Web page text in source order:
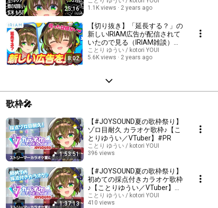
25:16
／VTuber】
1.1K views
2 years ago
8:02
【切り抜き】「延長する？」の
新しいIRIAM広告が配信されて
いたので見る（IRIAM雑談）
【ことりゆうい／VTuber】
ことり ゆうい / kotori YOUI
5.6K views
2 years ago
歌枠🎤
1:53:51
【#JOYSOUND夏の歌枠祭り】
ゾロ目耐久 カラオケ歌枠♪【こ
とりゆうい／VTuber】#PR
ことり ゆうい / kotori YOUI
396 views
1:37:13
【#JOYSOUND夏の歌枠祭り】
初めての採点付きカラオケ歌枠
♪【ことりゆうい／VTuber】
#PR
ことり ゆうい / kotori YOUI
410 views